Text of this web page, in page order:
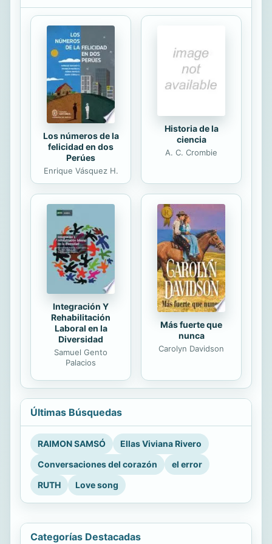
denominador: Ningúna llega a los 40
años; todas son esbeltas, de muy
tipo hermoso de ciertas mujeres
mexicanas; la mayoría, de cabellos
largos... ¿Por qué ? ¿Por qué no hay
mujeres obesas,feas o de más edad?
Menudean las...
Los números de la
felicidad en dos
Perúes
Enrique Vásquez H.
Historia de la
ciencia
A. C. Crombie
Integración Y
Rehabilitación
Laboral en la
Diversidad
Samuel Gento
Palacios
Más fuerte que
nunca
Carolyn Davidson
Últimas Búsquedas
RAIMON SAMSÓ
Ellas Viviana Rivero
Conversaciones del corazón
el error
RUTH
Love song
Categorías Destacadas